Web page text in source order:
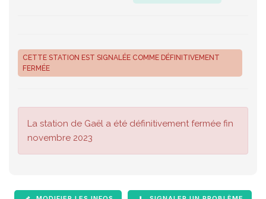
CETTE STATION EST SIGNALÉE COMME DÉFINITIVEMENT
FERMÉE
La station de Gaël a été définitivement fermée fin
novembre 2023